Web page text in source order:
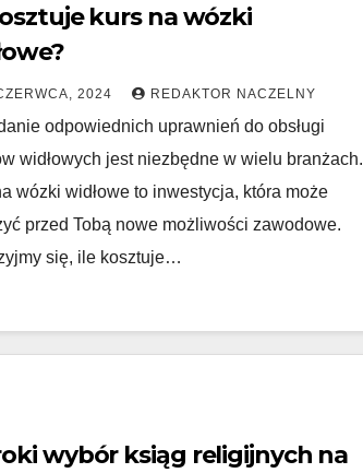
kurs na wózki
2024 REDAKTOR NACZELNY
odpowiednich uprawnień do obsługi
widłowych jest niezbędne w wielu branżach.
wózki widłowe to inwestycja, która może
przed Tobą nowe możliwości zawodowe.
się, ile kosztuje…
wybór ksiąg religijnych na